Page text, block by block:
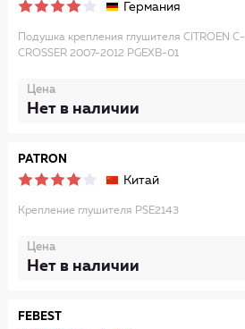
Германия
Подушка крепления глушителя CITROEN C-
CROSSER 2007-2012 PGEXB-01
Цена
Нет в наличии
PATRON
Китай
Крепление глушителя PSE2143
Цена
Нет в наличии
FEBEST